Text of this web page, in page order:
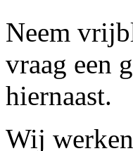
Neem
vraag een
hiernaast.
Wij